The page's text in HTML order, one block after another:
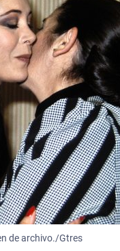
de archivo./Gtres